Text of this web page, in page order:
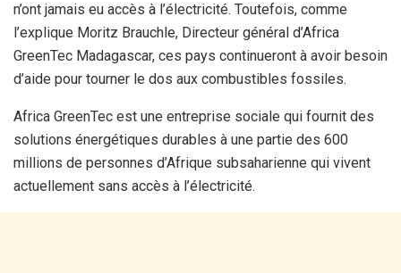
n’ont jamais eu accès à l’électricité. Toutefois, comme
l’explique Moritz Brauchle, Directeur général d’Africa
GreenTec Madagascar, ces pays continueront à avoir besoin
d’aide pour tourner le dos aux combustibles fossiles.
Africa GreenTec est une entreprise sociale qui fournit des
solutions énergétiques durables à une partie des 600
millions de personnes d’Afrique subsaharienne qui vivent
actuellement sans accès à l’électricité.